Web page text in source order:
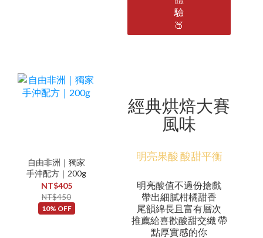
驗
🍑
自由非洲｜獨家
手沖配方｜200g
NT$405
NT$450
10% OFF
經典烘焙大賽
風味
明亮果酸 酸甜平衡
明亮酸值不過份搶戲
帶出細膩柑橘甜香
尾韻綿長且富有層次
推薦給喜歡酸甜交織 帶
點厚實感的你